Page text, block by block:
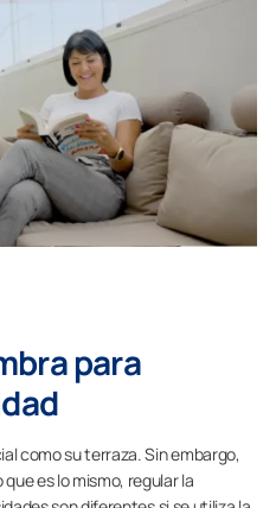
para
como su terraza. Sin embargo,
es lo mismo, regular la